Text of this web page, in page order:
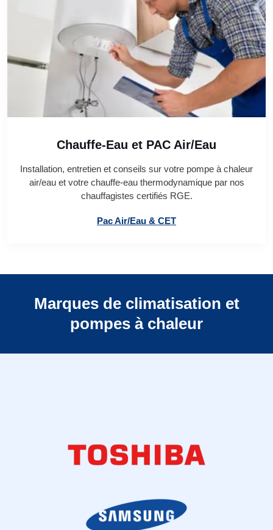
Chauffe-Eau et PAC Air/Eau
Installation, entretien et conseils sur votre pompe à chaleur
air/eau et votre chauffe-eau thermodynamique par nos
chauffagistes certifiés RGE.
Pac Air/Eau & CET
Marques de climatisation et
pompes à chaleur